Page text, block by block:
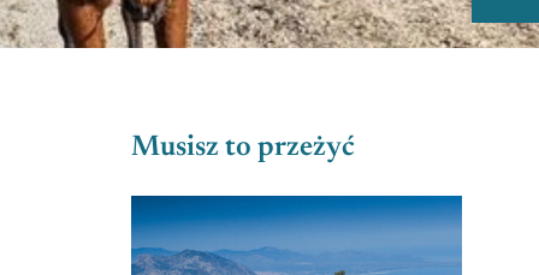
Musisz to przeżyć